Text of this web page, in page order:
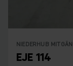
NIEDERHUB
EJE 114